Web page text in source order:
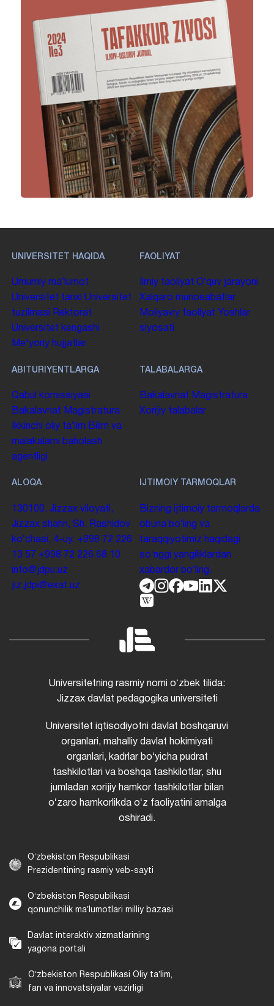
UNIVERSITET HAQIDA
Umumiy maʼlumot
Universitet tarixi Universitet
tuzilmasi
Rektorat
Universitet kengashi
Me'yoriy hujjatlar
FAOLIYAT
Ilmiy faoliyat Oʻquv jarayoni
Xalqaro munosabatlar
Moliyaviy faoliyat Yoshlar
siyosati
ABITURIYENTLARGA
Qabul komissiyasi
Bakalavriat Magistratura
Ikkinchi oliy taʼlim Bilim va
malakalarni baholash
agentligi
TALABALARGA
Bakalavriat Magistratura
Xorijiy talabalar
ALOQA
130100. Jizzax viloyati,
Jizzax shahri, Sh. Rashidov
koʻchasi, 4-uy. +998 72 226
13 57 +998 72 226 68 10
info@jdpu.uz
jiz.jdpi@exat.uz
IJTIMOIY TARMOQLAR
Bizning ijtimoiy tarmoqlarda
obuna boʻling va
taraqqiyotimiz haqidagi
soʻnggi yangiliklardan
xabardor boʻling.
Universitetning rasmiy nomi oʻzbek tilida:
Jizzax davlat pedagogika universiteti
Universitet iqtisodiyotni davlat boshqaruvi
organlari, mahalliy davlat hokimiyati
organlari, kadrlar boʻyicha pudrat
tashkilotlari va boshqa tashkilotlar, shu
jumladan xorijiy hamkor tashkilotlar bilan
oʻzaro hamkorlikda oʻz faoliyatini amalga
oshiradi.
Oʻzbekiston Respublikasi
Prezidentining rasmiy veb-sayti
Oʻzbekiston Respublikasi
qonunchilik maʼlumotlari milliy bazasi
Davlat interaktiv xizmatlarining
yagona portali
Oʻzbekiston Respublikasi Oliy taʼlim,
fan va innovatsiyalar vazirligi